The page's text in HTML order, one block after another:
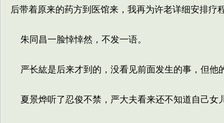
后带着原来的药方到医馆来，我再为许老详细安排疗
朱同昌一脸悻悻然，不发一语。
严长紘是后来才到的，没看见前面发生的事，但他
夏景烨听了忍俊不禁，严大夫看来还不知道自己女